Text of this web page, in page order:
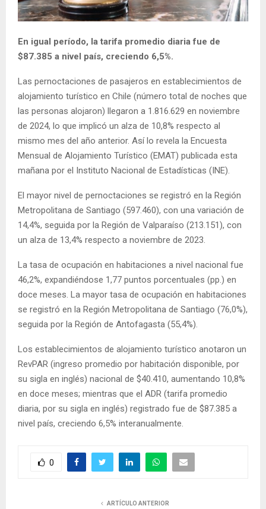
U
En igual período, la tarifa promedio diaria fue de
$87.385 a nivel país, creciendo 6,5%.
Las pernoctaciones de pasajeros en establecimientos de
alojamiento turístico en Chile (número total de noches que
las personas alojaron) llegaron a 1.816.629 en noviembre
de 2024, lo que implicó un alza de 10,8% respecto al
mismo mes del año anterior. Así lo revela la Encuesta
Mensual de Alojamiento Turístico (EMAT) publicada esta
mañana por el Instituto Nacional de Estadísticas (INE).
El mayor nivel de pernoctaciones se registró en la Región
Metropolitana de Santiago (597.460), con una variación de
14,4%, seguida por la Región de Valparaíso (213.151), con
un alza de 13,4% respecto a noviembre de 2023.
La tasa de ocupación en habitaciones a nivel nacional fue
46,2%, expandiéndose 1,77 puntos porcentuales (pp.) en
doce meses. La mayor tasa de ocupación en habitaciones
se registró en la Región Metropolitana de Santiago (76,0%),
seguida por la Región de Antofagasta (55,4%).
Los establecimientos de alojamiento turístico anotaron un
RevPAR (ingreso promedio por habitación disponible, por
su sigla en inglés) nacional de $40.410, aumentando 10,8%
en doce meses; mientras que el ADR (tarifa promedio
diaria, por su sigla en inglés) registrado fue de $87.385 a
nivel país, creciendo 6,5% interanualmente.
0
ARTÍCULO ANTERIOR